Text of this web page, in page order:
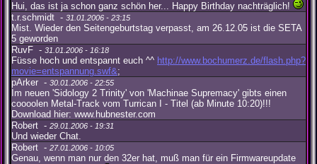
Hui, das ist ja schon ganz schön her... Happy Birthday nachträglich!
t.r.schmidt - 31.01.2006 - 23:15
Mist. Wieder den Seitengeburtstag verpasst, am 26.12.05 ist die SETA
5 geworden
RuvF - 31.01.2006 - 16:18
Füsse hoch und entspannt euch ^^ http://www.bochumerz.de/flash.php?
movie=entspannung.swf&;
pArker - 30.01.2006 - 22:55
Im neuen 'Sidology 2 Trinity' von 'Machinae Supremacy' gibts einen
coooolen Metal-Track vom Turrican I - Titel (ab Minute 10:20)!!!
Download hier: www.hubnester.com
Robert - 29.01.2006 - 19:31
Und wieder Chat.
Robert - 27.01.2006 - 10:05
Genau, wenn man nur den 32er hat, muß man für ein Firmwareupdate